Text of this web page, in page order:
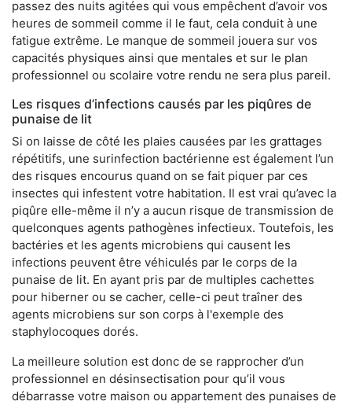
passez des nuits agitées qui vous empêchent d’avoir vos
heures de sommeil comme il le faut, cela conduit à une
fatigue extrême. Le manque de sommeil jouera sur vos
capacités physiques ainsi que mentales et sur le plan
professionnel ou scolaire votre rendu ne sera plus pareil.
Les risques d’infections causés par les piqûres de
punaise de lit
Si on laisse de côté les plaies causées par les grattages
répétitifs, une surinfection bactérienne est également l’un
des risques encourus quand on se fait piquer par ces
insectes qui infestent votre habitation. Il est vrai qu’avec la
piqûre elle-même il n’y a aucun risque de transmission de
quelconques agents pathogènes infectieux. Toutefois, les
bactéries et les agents microbiens qui causent les
infections peuvent être véhiculés par le corps de la
punaise de lit. En ayant pris par de multiples cachettes
pour hiberner ou se cacher, celle-ci peut traîner des
agents microbiens sur son corps à l'exemple des
staphylocoques dorés.
La meilleure solution est donc de se rapprocher d’un
professionnel en désinsectisation pour qu’il vous
débarrasse votre maison ou appartement des punaises de